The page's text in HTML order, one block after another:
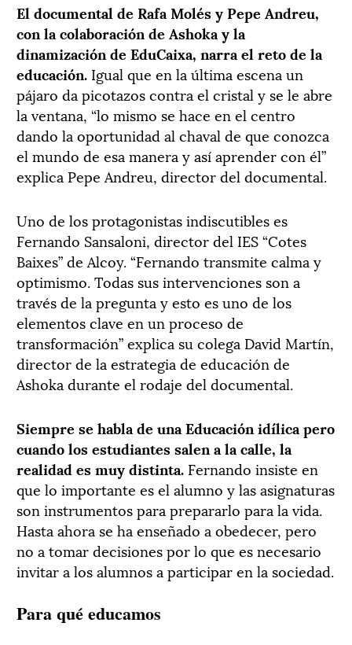
El documental de Rafa Molés y Pepe Andreu,
con la colaboración de Ashoka y la
dinamización de EduCaixa, narra el reto de la
educación. Igual que en la última escena un
pájaro da picotazos contra el cristal y se le abre
la ventana, “lo mismo se hace en el centro
dando la oportunidad al chaval de que conozca
el mundo de esa manera y así aprender con él”
explica Pepe Andreu, director del documental.
Uno de los protagonistas indiscutibles es
Fernando Sansaloni, director del IES “Cotes
Baixes” de Alcoy. “Fernando transmite calma y
optimismo. Todas sus intervenciones son a
través de la pregunta y esto es uno de los
elementos clave en un proceso de
transformación” explica su colega David Martín,
director de la estrategia de educación de
Ashoka durante el rodaje del documental.
Siempre se habla de una Educación idílica pero
cuando los estudiantes salen a la calle, la
realidad es muy distinta. Fernando insiste en
que lo importante es el alumno y las asignaturas
son instrumentos para prepararlo para la vida.
Hasta ahora se ha enseñado a obedecer, pero
no a tomar decisiones por lo que es necesario
invitar a los alumnos a participar en la sociedad.
Para qué educamos